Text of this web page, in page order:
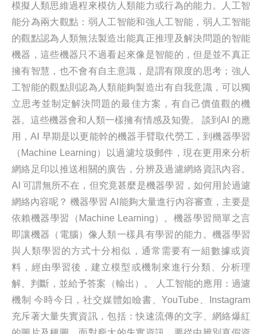
模擬人類思維過程來模仿人類能力或行為的能力。人工智
能分為兩大觀點：弱人工智能和強人工智能，弱人工智能
的觀點認為人類無法製造出能真正推理及解決問題的智能
機器，這些機器只不過看起來像是智能的，但是並不真正
擁有智慧，也不會有自主意識，是謂有限度的思考；強人
工智能的觀點則認為人類能夠製造出有自我意識，可以獨
立思考並制定解決問題的最佳方案，有自己價值觀的機
器。這些機器會和人類一樣擁有情感及知覺。 談到AI 的應
用，AI 早期是以更能幹的機器手臂取代勞工，到機器學習
（Machine Learning）以過濾垃圾郵件，現在更用來分析
網絡足印以推送相關的廣告，分辨及過濾網絡資訊內容。
AI 可謂無所不在，但究竟甚麼是機器學習，如何用於過濾
網絡內容呢？ 機器學習 AI能夠大量進行內容審查，主要是
依賴機器學習（Machine Learning）。機器學習簡單之言
即讓機器（電腦）像人類一樣具有學習的能力。機器學習
與人類學習的方式十分相似，通常需要有一組數據或資
料，經由學習後，建立模型或機制來進行分類、分析理
解、判斷，並給予答案（輸出）。 人工智能的應用：過濾
機制 今時今日，社交媒體如瞼書、YouTube、Instagram
充斥著大量失實資訊，包括：快速流傳的文字、網絡爆紅